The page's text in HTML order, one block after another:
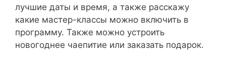
лучшие даты и время, а также расскажу
какие мастер-классы можно включить в
программу. Также можно устроить
новогоднее чаепитие или заказать подарок.